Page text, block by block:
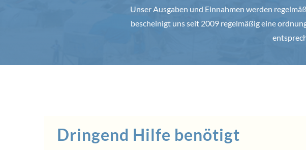
Unser Ausgaben und Einnahmen werden
bescheinigt uns seit 2009 regelmäßig eine
Dringend Hilfe benötigt